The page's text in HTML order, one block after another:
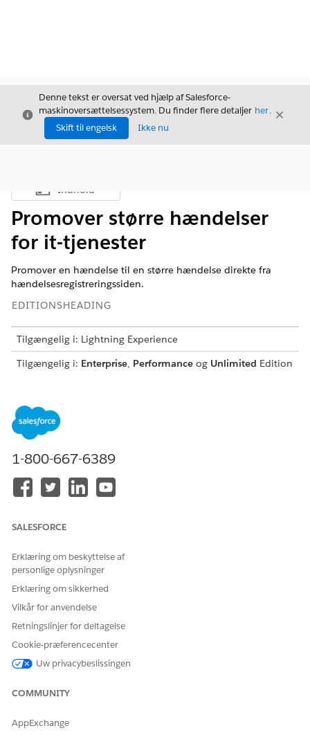
Luk
Denne tekst er oversat ved hjælp af Salesforce-
maskinoversættelsessystem. Du finder flere detaljer her.
Skift til engelsk
Ikke nu
Luk
Vis indholdsfortegnelse
Indhold
Promover større hændelser
for it-tjenester
Promover en hændelse til en større hændelse direkte fra
hændelsesregistreringssiden.
EDITIONSHEADING
Tilgængelig i: Lightning Experience
Tilgængelig i: Enterprise, Performance og Unlimited Edition
Hvis du vil rykke større
promovere hændelser, der har en vigtig forretningspåvirkning.
På hændelsesregistreringssiden skal du klikke på
Systemet erklærer hændelsen som en større hændelse, og der
vises et banner øverst på registreringen.
LØSTE DENNE ARTIKEL DIT PROBLEM?
Giv os besked, så vi kan forbedre os!
1-800-667-6389
SALESFORCE
Erklæring om beskyttelse af
personlige oplysninger
Erklæring om sikkerhed
Vilkår for anvendelse
Retningslinjer for deltagelse
Cookie-præferencecenter
Uw privacybeslissingen
COMMUNITY
AppExchange